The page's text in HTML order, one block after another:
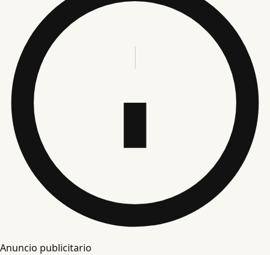
Anuncio publicitario